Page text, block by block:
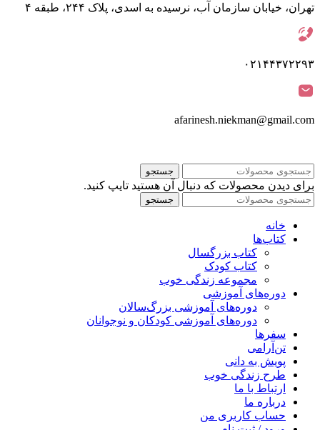
تهران، خیابان سازمان آب، نرسیده به اسدی، پلاک ۲۴۴، طبقه ۴
۰۲۱۴۴۳۷۲۲۹۳
afarinesh.niekman@gmail.com
جستجو
برای دیدن محصولات که دنبال آن هستید تایپ کنید.
جستجو
خانه
کتاب‌ها
کتاب بزرگسال
کتاب کودک
مجموعه زندگی خوب
دوره‌های آموزشی
دوره‌های آموزشی بزرگ‌سالان
دوره‌های آموزشی کودکان و نوجوانان
سفرها
تن‌آرامی
پویش به دانی
طرح زندگی خوب
ارتباط با ما
درباره ما
حساب کاربری من